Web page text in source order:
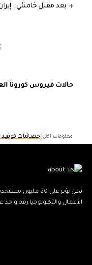
بعد مقتل خامنئي..
حالات فيروس كورونا
معلومات اكثر:إحصائيات كوفيد -
نحن نؤثر على 20
الأعمال والتكنولوجيا رقم واحد